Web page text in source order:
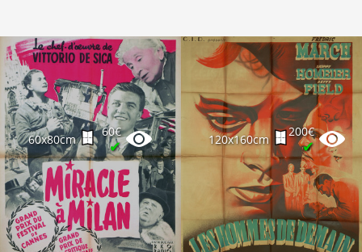
60x80cm
60€
✔ 120x160cm
200€
✔